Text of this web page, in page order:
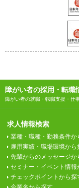
障がい者の採用・転職
障がい者の就職・転職支援・仕
求人情報検索
業種・職種・勤務条件か
雇用実績・職場環境から
先輩からのメッセージか
セミナー・イベント情報
チェックポイントから探